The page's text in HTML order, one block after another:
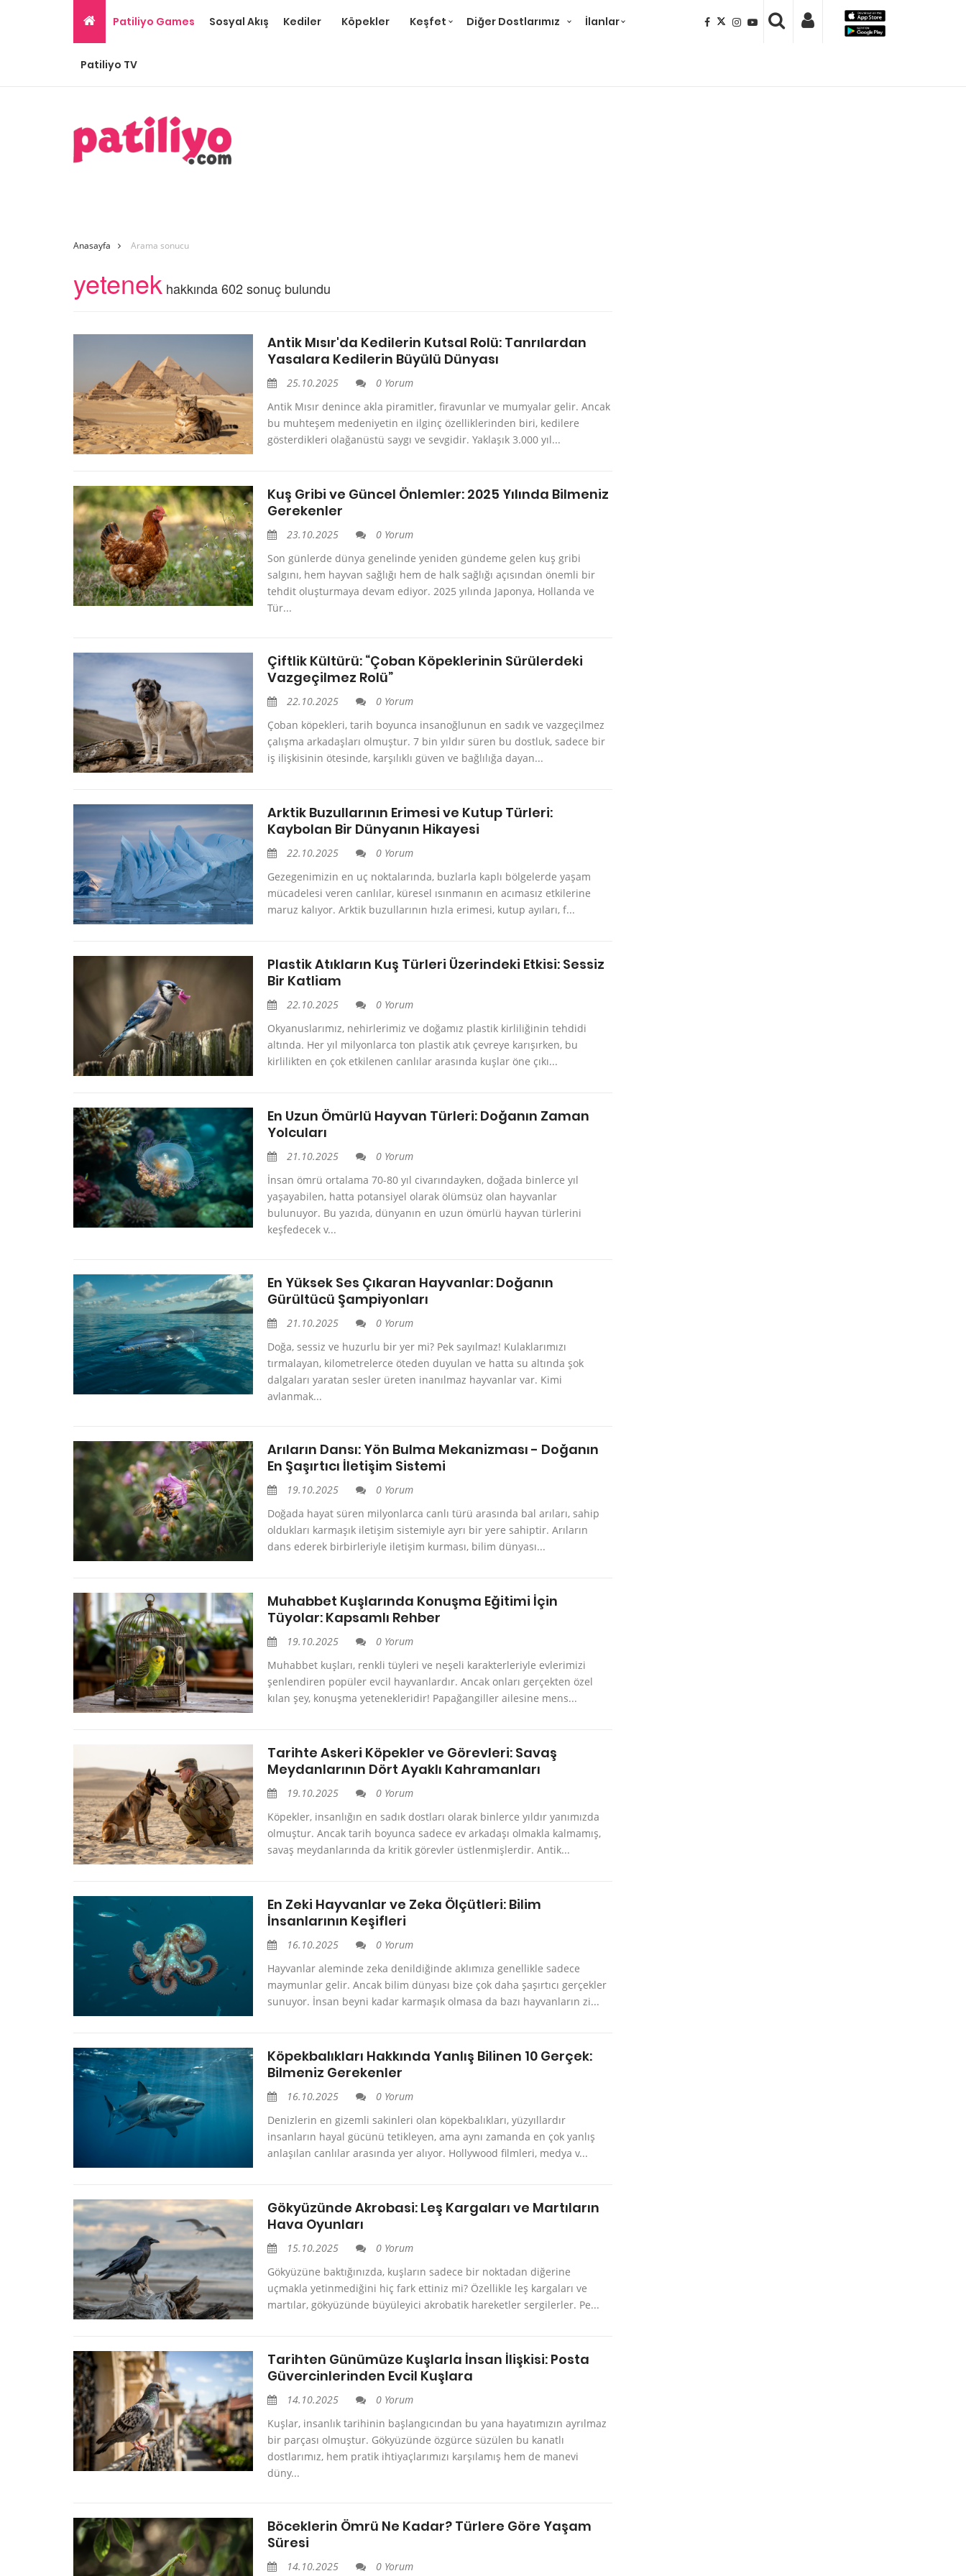
Patiliyo Games Sosyal Akış Kediler Köpekler Keşfet Diğer Dostlarımız İlanlar
Patiliyo TV
Anasayfa Arama sonucu
yetenek hakkında 602 sonuç bulundu
Antik Mısır'da Kedilerin Kutsal Rolü: Tanrılardan
Yasalara Kedilerin Büyülü Dünyası
25.10.2025
0 Yorum
Antik Mısır denince akla piramitler, firavunlar ve mumyalar gelir. Ancak
bu muhteşem medeniyetin en ilginç özelliklerinden biri, kedilere
gösterdikleri olağanüstü saygı ve sevgidir. Yaklaşık 3.000 yıl...
Kuş Gribi ve Güncel Önlemler: 2025 Yılında Bilmeniz
Gerekenler
23.10.2025
0 Yorum
Son günlerde dünya genelinde yeniden gündeme gelen kuş gribi
salgını, hem hayvan sağlığı hem de halk sağlığı açısından önemli bir
tehdit oluşturmaya devam ediyor. 2025 yılında Japonya, Hollanda ve
Tür...
Çiftlik Kültürü: “Çoban Köpeklerinin Sürülerdeki
Vazgeçilmez Rolü”
22.10.2025
0 Yorum
Çoban köpekleri, tarih boyunca insanoğlunun en sadık ve vazgeçilmez
çalışma arkadaşları olmuştur. 7 bin yıldır süren bu dostluk, sadece bir
iş ilişkisinin ötesinde, karşılıklı güven ve bağlılığa dayan...
Arktik Buzullarının Erimesi ve Kutup Türleri:
Kaybolan Bir Dünyanın Hikayesi
22.10.2025
0 Yorum
Gezegenimizin en uç noktalarında, buzlarla kaplı bölgelerde yaşam
mücadelesi veren canlılar, küresel ısınmanın en acımasız etkilerine
maruz kalıyor. Arktik buzullarının hızla erimesi, kutup ayıları, f...
Plastik Atıkların Kuş Türleri Üzerindeki Etkisi: Sessiz
Bir Katliam
22.10.2025
0 Yorum
Okyanuslarımız, nehirlerimiz ve doğamız plastik kirliliğinin tehdidi
altında. Her yıl milyonlarca ton plastik atık çevreye karışırken, bu
kirlilikten en çok etkilenen canlılar arasında kuşlar öne çıkı...
En Uzun Ömürlü Hayvan Türleri: Doğanın Zaman
Yolcuları
21.10.2025
0 Yorum
İnsan ömrü ortalama 70-80 yıl civarındayken, doğada binlerce yıl
yaşayabilen, hatta potansiyel olarak ölümsüz olan hayvanlar
bulunuyor. Bu yazıda, dünyanın en uzun ömürlü hayvan türlerini
keşfedecek v...
En Yüksek Ses Çıkaran Hayvanlar: Doğanın
Gürültücü Şampiyonları
21.10.2025
0 Yorum
Doğa, sessiz ve huzurlu bir yer mi? Pek sayılmaz! Kulaklarımızı
tırmalayan, kilometrelerce öteden duyulan ve hatta su altında şok
dalgaları yaratan sesler üreten inanılmaz hayvanlar var. Kimi
avlanmak...
Arıların Dansı: Yön Bulma Mekanizması - Doğanın
En Şaşırtıcı İletişim Sistemi
19.10.2025
0 Yorum
Doğada hayat süren milyonlarca canlı türü arasında bal arıları, sahip
oldukları karmaşık iletişim sistemiyle ayrı bir yere sahiptir. Arıların
dans ederek birbirleriyle iletişim kurması, bilim dünyası...
Muhabbet Kuşlarında Konuşma Eğitimi İçin
Tüyolar: Kapsamlı Rehber
19.10.2025
0 Yorum
Muhabbet kuşları, renkli tüyleri ve neşeli karakterleriyle evlerimizi
şenlendiren popüler evcil hayvanlardır. Ancak onları gerçekten özel
kılan şey, konuşma yetenekleridir! Papağangiller ailesine mens...
Tarihte Askeri Köpekler ve Görevleri: Savaş
Meydanlarının Dört Ayaklı Kahramanları
19.10.2025
0 Yorum
Köpekler, insanlığın en sadık dostları olarak binlerce yıldır yanımızda
olmuştur. Ancak tarih boyunca sadece ev arkadaşı olmakla kalmamış,
savaş meydanlarında da kritik görevler üstlenmişlerdir. Antik...
En Zeki Hayvanlar ve Zeka Ölçütleri: Bilim
İnsanlarının Keşifleri
16.10.2025
0 Yorum
Hayvanlar aleminde zeka denildiğinde aklımıza genellikle sadece
maymunlar gelir. Ancak bilim dünyası bize çok daha şaşırtıcı gerçekler
sunuyor. İnsan beyni kadar karmaşık olmasa da bazı hayvanların zi...
Köpekbalıkları Hakkında Yanlış Bilinen 10 Gerçek:
Bilmeniz Gerekenler
16.10.2025
0 Yorum
Denizlerin en gizemli sakinleri olan köpekbalıkları, yüzyıllardır
insanların hayal gücünü tetikleyen, ama aynı zamanda en çok yanlış
anlaşılan canlılar arasında yer alıyor. Hollywood filmleri, medya v...
Gökyüzünde Akrobasi: Leş Kargaları ve Martıların
Hava Oyunları
15.10.2025
0 Yorum
Gökyüzüne baktığınızda, kuşların sadece bir noktadan diğerine
uçmakla yetinmediğini hiç fark ettiniz mi? Özellikle leş kargaları ve
martılar, gökyüzünde büyüleyici akrobatik hareketler sergilerler. Pe...
Tarihten Günümüze Kuşlarla İnsan İlişkisi: Posta
Güvercinlerinden Evcil Kuşlara
14.10.2025
0 Yorum
Kuşlar, insanlık tarihinin başlangıcından bu yana hayatımızın ayrılmaz
bir parçası olmuştur. Gökyüzünde özgürce süzülen bu kanatlı
dostlarımız, hem pratik ihtiyaçlarımızı karşılamış hem de manevi
düny...
Böceklerin Ömrü Ne Kadar? Türlere Göre Yaşam
Süresi
14.10.2025 0 Yorum